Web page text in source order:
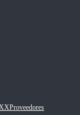
Proveedores